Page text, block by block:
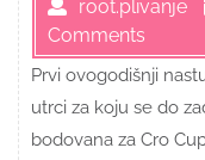
root.plivanje
Comments
Prvi ovogodišnji
utrci za koju se do
bodovana za Cro